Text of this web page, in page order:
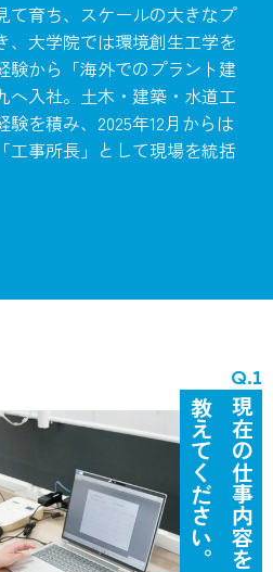
て育ち、スケールの大きなプ
、大学院では環境創生工学を
験から「海外でのプラント建
へ入社。土木・建築・水道工
を積み、2025年12月からは
工事所長」として現場を統括
現在の仕事内容を
教えてください。